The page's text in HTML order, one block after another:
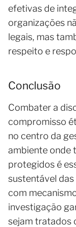
efetivas de
organizações
legais, mas
respeito e
Conclusão
Combater a
compromisso
no centro da
ambiente onde
protegidos é
sustentável
com
investigação
sejam tratados